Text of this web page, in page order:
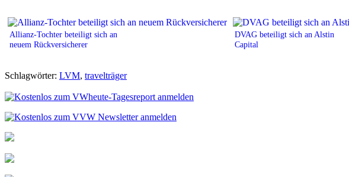
Allianz-Tochter beteiligt sich an
neuem Rückversicherer
DVAG beteiligt sich an Alstin
Capital
Schlagwörter: LVM, travelträger